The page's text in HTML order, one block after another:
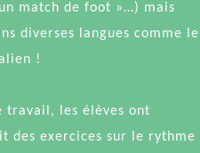
match de foot »…) mais
diverses langues comme le
!
travail, les élèves ont
des exercices sur le rythme